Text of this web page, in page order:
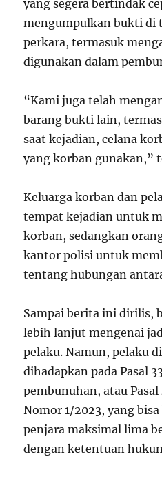
yang segera bertindak
mengumpulkan bukti di
perkara, termasuk
digunakan dalam
“Kami juga telah
barang bukti lain,
saat kejadian, celana
yang korban gunakan,”
Keluarga korban dan
tempat kejadian untuk
korban, sedangkan
kantor polisi untuk
tentang hubungan
Sampai berita ini dirilis,
lebih lanjut mengenai
pelaku. Namun, pelaku
dihadapkan pada Pasal
pembunuhan, atau Pasal
Nomor 1/2023, yang
penjara maksimal lima
dengan ketentuan